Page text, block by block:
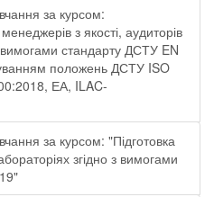
за курсом:
з якості, аудиторів
вимогами стандарту ДСТУ EN
положень ДСТУ ISO
ЕА, ILAC-
за курсом: "Підготовка
згідно з вимогами